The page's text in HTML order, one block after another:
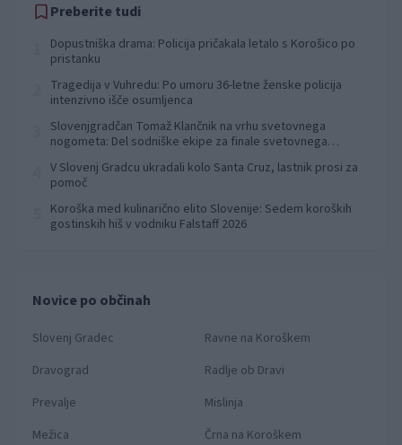
Preberite tudi
Dopustniška drama: Policija pričakala letalo s Korošico po
pristanku
Tragedija v Vuhredu: Po umoru 36-letne ženske policija
intenzivno išče osumljenca
Slovenjgradčan Tomaž Klančnik na vrhu svetovnega
nogometa: Del sodniške ekipe za finale svetovnega
V Slovenj Gradcu ukradali kolo Santa Cruz, lastnik prosi za
pomoč
Koroška med kulinarično elito Slovenije: Sedem koroških
gostinskih hiš v vodniku Falstaff 2026
Novice po občinah
Slovenj Gradec
Ravne na Koroškem
Dravograd
Radlje ob Dravi
Prevalje
Mislinja
Mežica
Črna na Koroškem